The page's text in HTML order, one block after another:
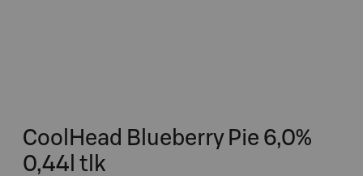
CoolHead Blueberry Pie 6,0%
0,44l tlk